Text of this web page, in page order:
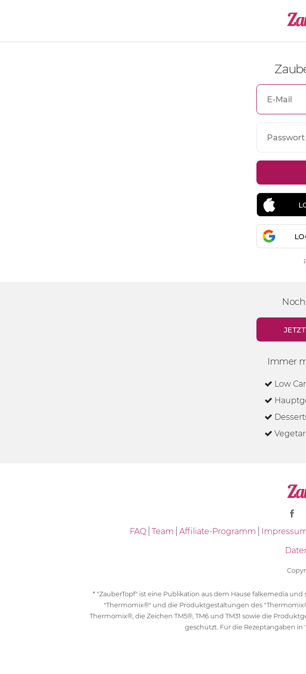
Immer
Low
FAQ Team Affiliate-Programm
* "ZauberTopf" ist eine Publikation aus dem Hause falkemedia
"Thermomix®" und die Produktgestaltungen des
Thermomix®, die Zeichen TM5®, TM6 und TM31 sowie die
geschützt. Für die Rezeptangaben in